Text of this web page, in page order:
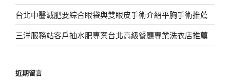
台北中醫減肥要綜合眼袋與雙眼皮手術介紹平胸手術推薦
三洋服務站客戶抽水肥專案台北高級餐廳專業洗衣店推薦
近期留言